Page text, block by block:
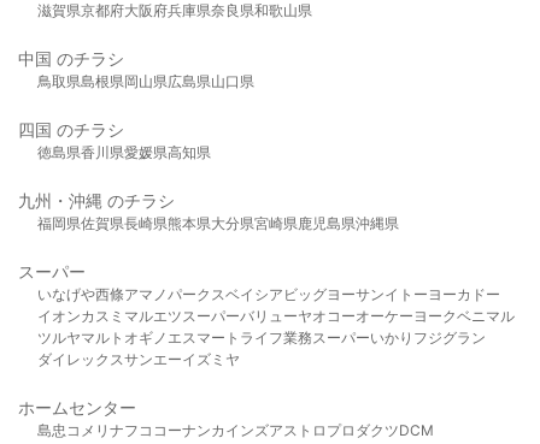
滋賀県京都府大阪府兵庫県奈良県和歌山県
中国 のチラシ
鳥取県島根県岡山県広島県山口県
四国 のチラシ
徳島県香川県愛媛県高知県
九州・沖縄 のチラシ
福岡県佐賀県長崎県熊本県大分県宮崎県鹿児島県沖縄県
スーパー
いなげや西條アマノパークスベイシア ビッグヨーサンイトーヨーカドー
イオンカスミ マルエツスーパーバリューヤオコーオーケー ヨークベニマル
ツルヤマルト オギノ エスマート ライフ業務スーパーいかり フジグラン
ダイレックスサンエーイズミヤ
ホームセンター
島忠 コメリ ナフコ コーナンカインズアストロプロダクツDCM